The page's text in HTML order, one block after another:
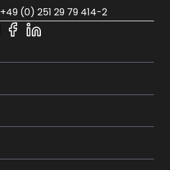
+49 (0) 251 29 79 414-2